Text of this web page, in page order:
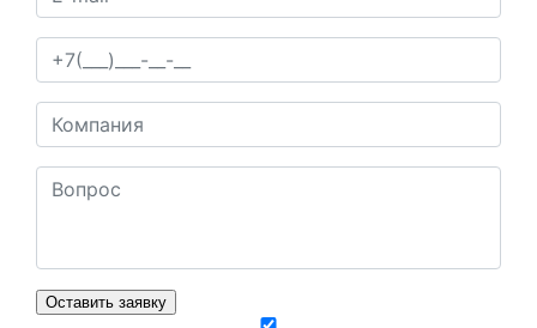
Оставить заявку